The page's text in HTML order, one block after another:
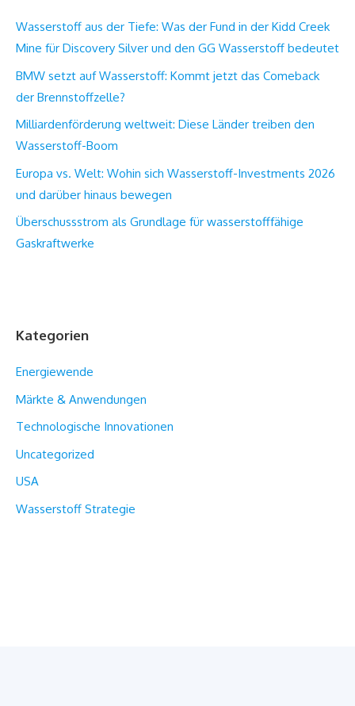
Wasserstoff aus der Tiefe: Was der Fund in der Kidd Creek
Mine für Discovery Silver und den GG Wasserstoff bedeutet
BMW setzt auf Wasserstoff: Kommt jetzt das Comeback
der Brennstoffzelle?
Milliardenförderung weltweit: Diese Länder treiben den
Wasserstoff-Boom
Europa vs. Welt: Wohin sich Wasserstoff-Investments 2026
und darüber hinaus bewegen
Überschussstrom als Grundlage für wasserstofffähige
Gaskraftwerke
Kategorien
Energiewende
Märkte & Anwendungen
Technologische Innovationen
Uncategorized
USA
Wasserstoff Strategie